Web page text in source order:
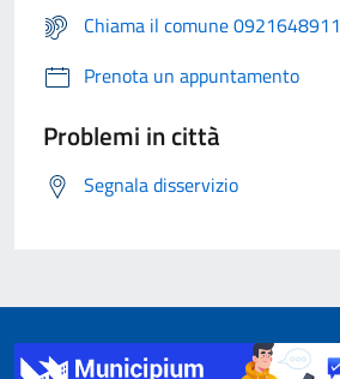
Chiama il comune 0921648911
Prenota un appuntamento
Problemi in città
Segnala disservizio